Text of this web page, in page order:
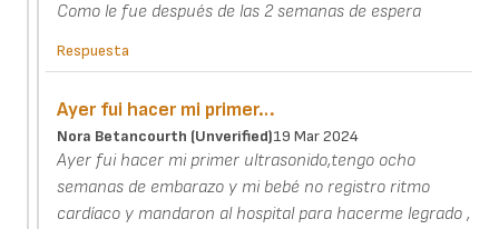
Como le fue después de las 2 semanas de espera
Respuesta
Ayer fui hacer mi primer…
Nora Betancourth (unverified)19 Mar 2024
Ayer fui hacer mi primer ultrasonido,tengo ocho
semanas de embarazo y mi bebé no registro ritmo
cardíaco y mandaron al hospital para hacerme legrado ,